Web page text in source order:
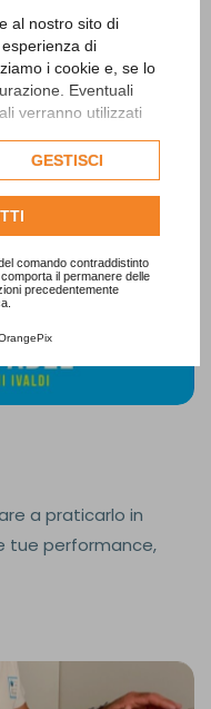
al nostro sito di
di
i cookie e, se lo
Eventuali
verranno utilizzati
essere utilizzati
Per ulteriori
i dati raccolti,
GESTISCI
comando contraddistinto
il permanere delle
precedentemente
a praticarlo in
tue performance,